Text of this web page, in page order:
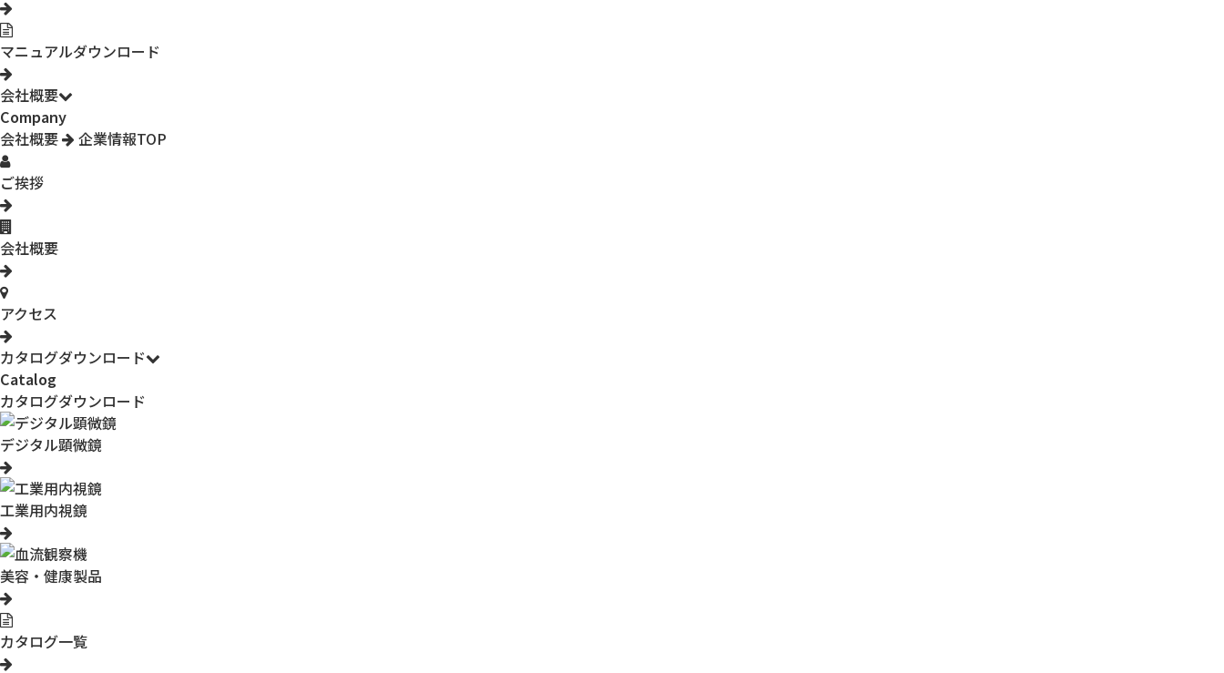
マニュアルダウンロード
会社概要
Company
会社概要
企業情報TOP
ご挨拶
会社概要
アクセス
カタログダウンロード
Catalog
カタログダウンロード
デジタル顕微鏡
工業用内視鏡
美容・健康製品
カタログ一覧